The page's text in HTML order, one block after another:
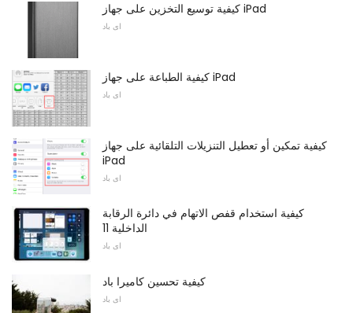
كيفية توسيع التخزين على جهاز iPad
اى باد
كيفية الطباعة على جهاز iPad
اى باد
كيفية تمكين أو تعطيل التنزيلات التلقائية على جهاز
iPad
اى باد
كيفية استخدام قفص الاتهام في دائرة الرقابة
الداخلية 11
اى باد
كيفية تحسين كاميرا باد
اى باد